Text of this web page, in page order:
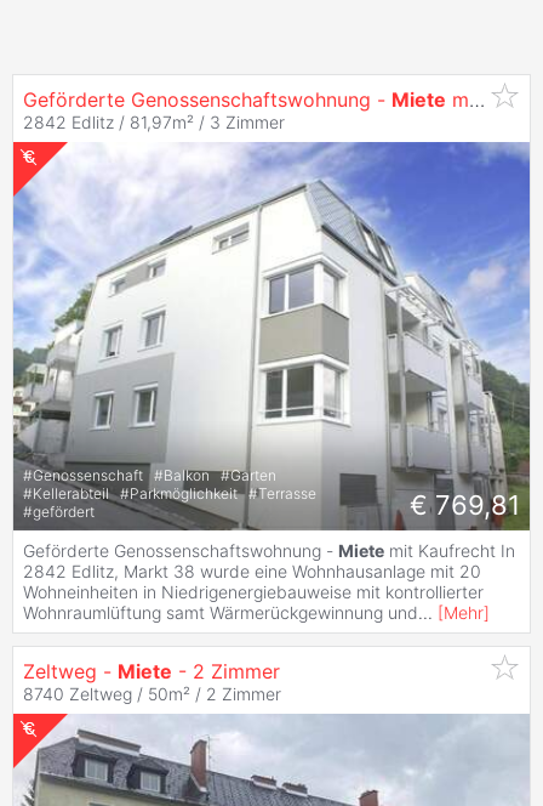
Geförderte Genossenschaftswohnung - Miete mit Kaufrecht
2842 Edlitz / 81,97m² / 3 Zimmer
#Genossenschaft #Balkon #Garten
#Kellerabteil #Parkmöglichkeit #Terrasse
#gefördert € 769,81
Geförderte Genossenschaftswohnung - Miete mit Kaufrecht In
2842 Edlitz, Markt 38 wurde eine Wohnhausanlage mit 20
Wohneinheiten in Niedrigenergiebauweise mit kontrollierter
Wohnraumlüftung samt Wärmerückgewinnung und... [Mehr]
Zeltweg - Miete - 2 Zimmer
8740 Zeltweg / 50m² / 2 Zimmer